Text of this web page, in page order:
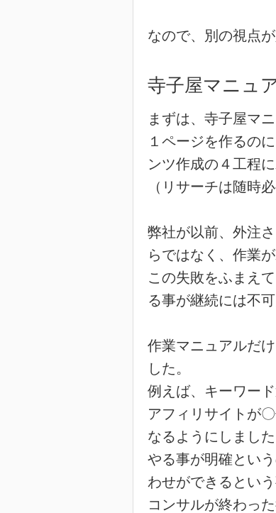
なので、別の視点が
寺子屋マニュ
まずは、寺子屋マ
１ページを作るの
ンツ作成の４工程に
（リサーチは随時
弊社が以前、外注
らではなく、作業
この失敗をふまえ
る事が継続には不
作業マニュアルだ
した。
例えば、キーワー
アフィリサイトが
なるようにしました
やる事が明確とい
わせができるとい
コンサルが終わっ